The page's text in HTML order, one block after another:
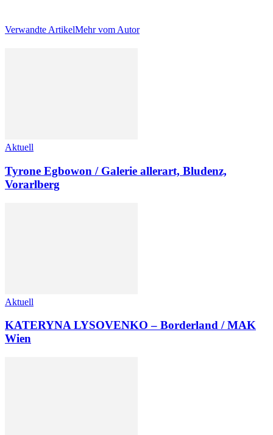
Verwandte ArtikelMehr vom Autor
Aktuell
Tyrone Egbowon / Galerie allerart, Bludenz,
Vorarlberg
Aktuell
KATERYNA LYSOVENKO – Borderland / MAK
Wien